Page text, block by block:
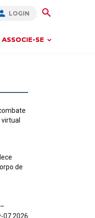
LOGIN
ASSOCIE-SE
de
07.2026